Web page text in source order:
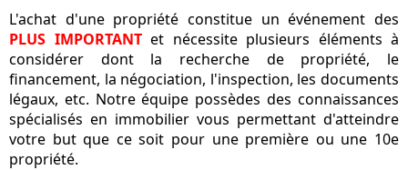
L'achat d'une propriété constitue un événement des
PLUS IMPORTANTet nécessite plusieurs éléments à
considérer dont la recherche de propriété, le
financement, la négociation, l'inspection, les documents
légaux, etc. Notre équipe possèdes des connaissances
spécialisés en immobilier vous permettant d'atteindre
votre but que ce soit pour une première ou une 10e
propriété.